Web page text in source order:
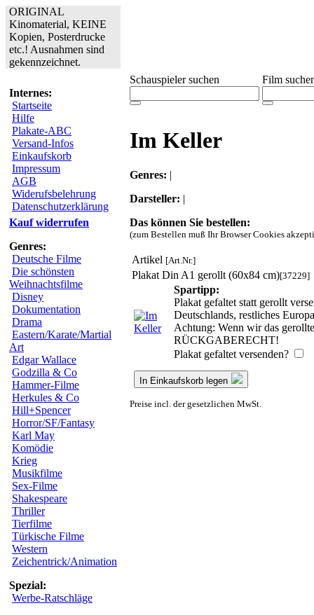
ORIGINAL
Kinomaterial, KEINE
Kopien, Posterdrucke
etc.! Ausnahmen sind
gekennzeichnet.
Internes:
Startseite
Hilfe
Plakate-ABC
Versand-Infos
Einkaufskorb
Impressum
AGB
Widerufsbelehrung
Datenschutzerklärung
Kauf widerrufen
Genres:
Deutsche Filme
Die schönsten
Weihnachtsfilme
Disney
Dokumentation
Drama
Eastern/Karate/Martial
Art
Edgar Wallace
Godzilla & Co
Hammer-Filme
Herkules & Co
Hill+Spencer
Horror/SF/Fantasy
Karl May
Komödie
Krieg
Musikfilme
Sex-Filme
Shakespeare
Thriller
Tierfilme
Türkische Filme
Western
Zeichentrick/Animation
Spezial:
Werbe-Ratschläge
Schauspieler suchen Film
Im Keller
Genres: |
Darsteller: |
Das können Sie bestellen:
(zum Bestellen muß Ihr Browser Cookies
Artikel [Art.Nr.]
Plakat Din A1 gerollt (60x84 cm)[37229]
Spartipp:
Plakat gefaltet statt gerollt
Deutschlands, restliches
Achtung: Wenn wir das
RÜCKGABERECHT!
Plakat gefaltet versenden?
In Einkaufskorb legen
Preise incl. der gesetzlichen MwSt.